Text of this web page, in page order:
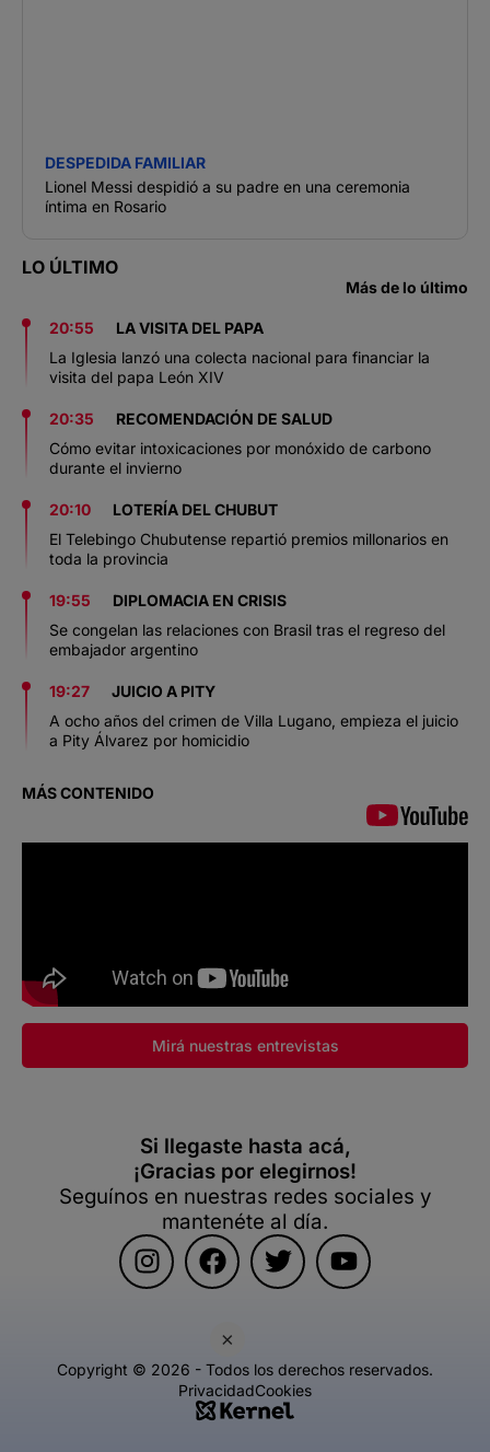
×
DESPEDIDA FAMILIAR
Lionel Messi despidió a su padre en una ceremonia
íntima en Rosario
LO ÚLTIMO
Más de lo último
20:55
LA VISITA DEL PAPA
La Iglesia lanzó una colecta nacional para financiar la
visita del papa León XIV
20:35
RECOMENDACIÓN DE SALUD
Cómo evitar intoxicaciones por monóxido de carbono
durante el invierno
20:10
LOTERÍA DEL CHUBUT
El Telebingo Chubutense repartió premios millonarios en
toda la provincia
19:55
DIPLOMACIA EN CRISIS
Se congelan las relaciones con Brasil tras el regreso del
embajador argentino
19:27
JUICIO A PITY
A ocho años del crimen de Villa Lugano, empieza el juicio
a Pity Álvarez por homicidio
MÁS CONTENIDO
Mirá nuestras entrevistas
Si llegaste hasta acá,
¡Gracias por elegirnos!
Seguínos en nuestras redes sociales y
mantenéte al día.
Copyright © 2026 - Todos los derechos reservados.
PrivacidadCookies